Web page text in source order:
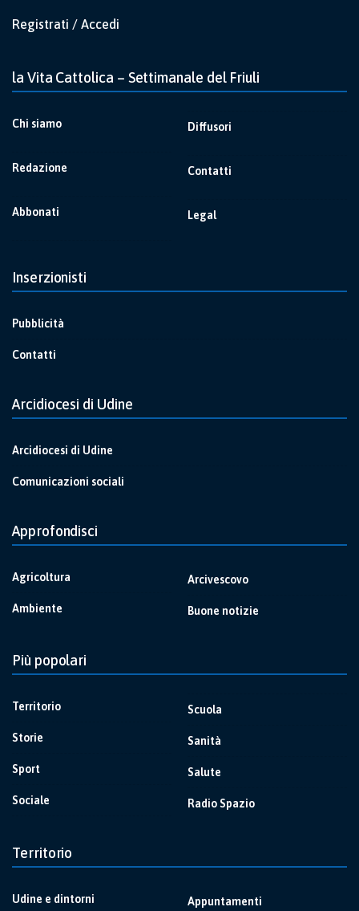
Registrati / Accedi
la Vita Cattolica – Settimanale del Friuli
Chi siamo
Redazione
Abbonati
Diffusori
Contatti
Legal
Inserzionisti
Pubblicità
Contatti
Arcidiocesi di Udine
Arcidiocesi di Udine
Comunicazioni sociali
Approfondisci
Agricoltura
Ambiente
Arcivescovo
Buone notizie
Più popolari
Territorio
Storie
Sport
Sociale
Scuola
Sanità
Salute
Radio Spazio
Territorio
Udine e dintorni Appuntamenti